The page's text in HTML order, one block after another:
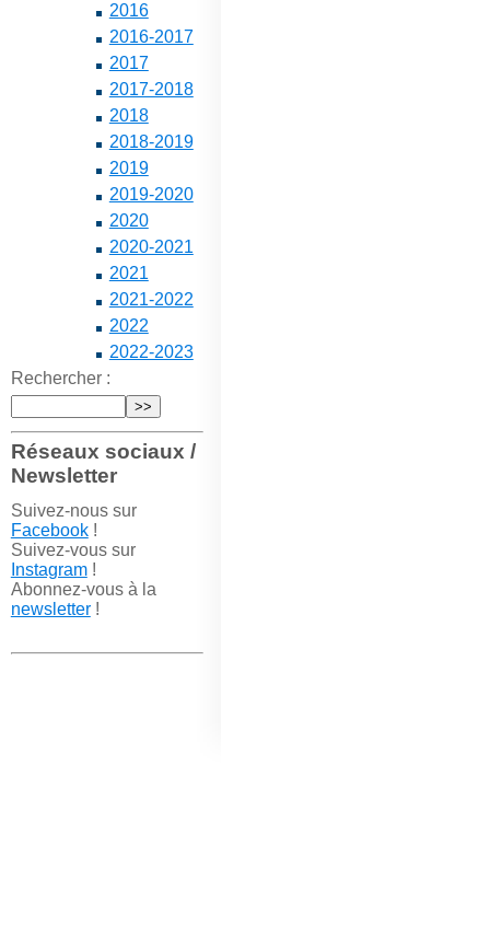
2016
2016-2017
2017
2017-2018
2018
2018-2019
2019
2019-2020
2020
2020-2021
2021
2021-2022
2022
2022-2023
Rechercher :
Réseaux sociaux /
Newsletter
Suivez-nous sur
Facebook!
Suivez-vous sur
Instagram!
Abonnez-vous à la
newsletter!